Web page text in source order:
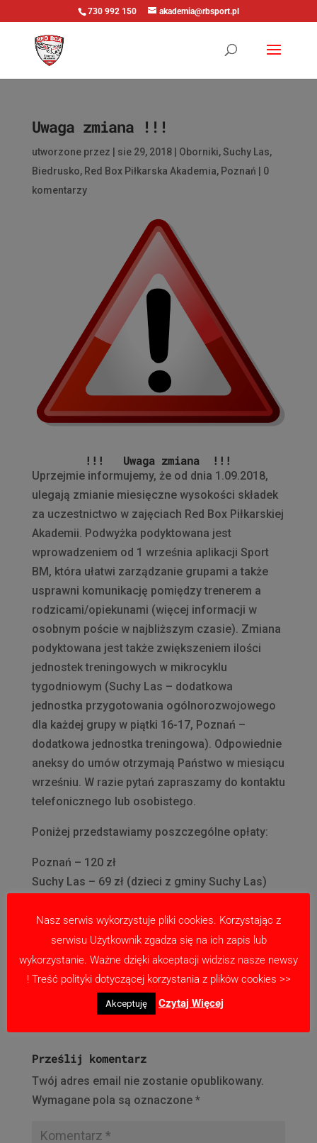
730 992 150 akademia@rbsport.pl
Uwaga zmiana !!!
utworzone przez sie 29, 2018| Oborniki,Suchy Las,
Biedrusko, Red Box Piłkarska Akademia, Poznań
0
komentarzy
!!! Uwaga zmiana !!!
Uprzejmie informujemy, że od dnia 1.09.2018,
ulegają zmianie miesięczne wysokości składek
za uczestnictwo w zajęciach Red Box Piłkarskiej
Akademii. Podwyżka podyktowana jest
wprowadzeniem od 1 września aplikacji Sport
BM, która ułatwi zarządzanie grupami a także
usprawni komunikację pomiędzy trenerem a
rodzicami/opiekunami (więcej informacji w
osobnym poście w najbliższym czasie). Zmiana
podyktowana jest także zwiększeniem ilości
jednostek treningowych w mikrocyklu
tygodniowym (Suchy Las – dodatkowa
jednostka przygotowania ogólnorozwojowego
dla każdej grupy w piątki 16-17, Poznań –
dodatkowa jednostka treningowa). Odpowiednie
aneksy do umów otrzymają Państwo w miesiącu
wrześniu. W razie pytań zapraszamy do kontaktu
telefonicznego lub osobistego.
Poniżej przedstawiamy poszczególne opłaty:
Poznań – 120 zł
Suchy Las – 69 zł (dzieci z gminy Suchy Las)
Biedrusko – 69 zł (dzieci z gminy Suchy Las)
109zł (dzieci spoza gminy Suchy Las)
Golęczewo 69 zł
Przedszkole – 50 zł
Prześlij komentarz
Twój adres email nie zostanie opublikowany.
Wymagane pola są oznaczone *
Nasz serwis wykorzystuje pliki cookies. Korzystając z
serwisu Użytkownik zgadza się na ich zapis lub
wykorzystanie. Ważne dzięki akceptacji widzisz nasze newsy
! Treść polityki dotyczącej korzystania z plików cookies >>
Akceptuję Czytaj Więcej